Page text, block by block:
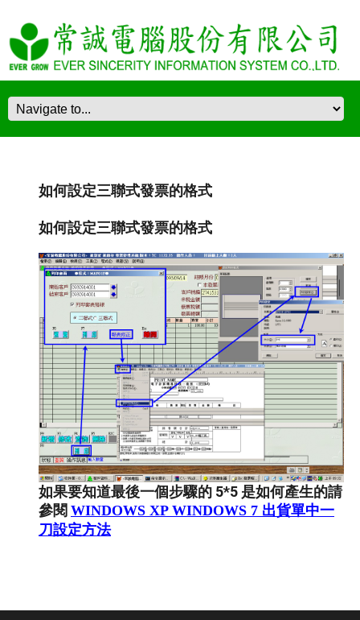
如何設定三聯式發票的格式
如何設定三聯式發票的格式
如果要知道最後一個步驟的 5*5 是如何產生的請
參閱 WINDOWS XP WINDOWS 7 出貨單中一
刀設定方法